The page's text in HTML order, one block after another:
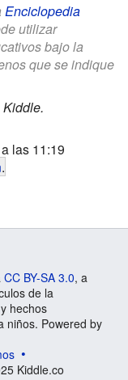
Enciclopedia
utilizar
bajo la
que se indique
las 11:19
.
CC BY-SA 3.0, a
de la
hechos
niños. Powered by
Kiddle.co